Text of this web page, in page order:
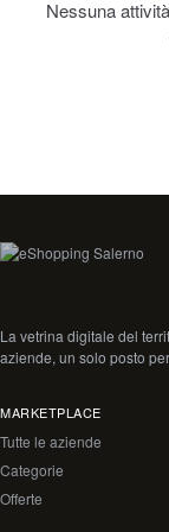
Nessuna
La vetrina digitale del
aziende, un solo posto
MARKETPLACE
Tutte le aziende
Categorie
Offerte